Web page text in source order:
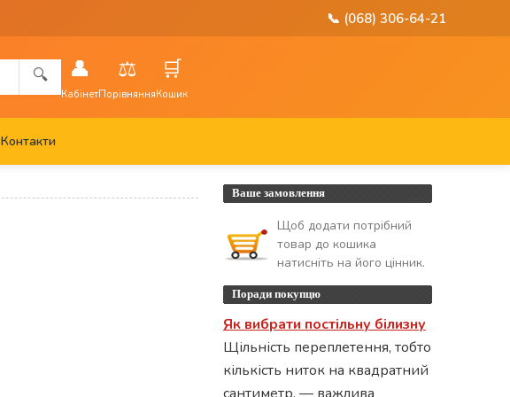
📞 (068) 306-64-21
🔍 👤
Кабінет
⚖️
Порівняння
🛒
Кошик
Контакти
Ваше замовлення
Щоб додати потрібний
товар до кошика
натисніть на його цінник.
Поради покупцю
Як вибрати постільну білизну
Щільність переплетення, тобто
кількість ниток на квадратний